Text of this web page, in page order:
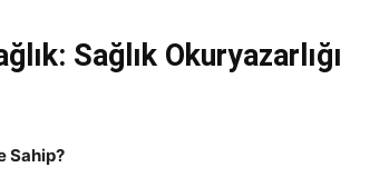
Sağlık Okuryazarlığı
Sahip?